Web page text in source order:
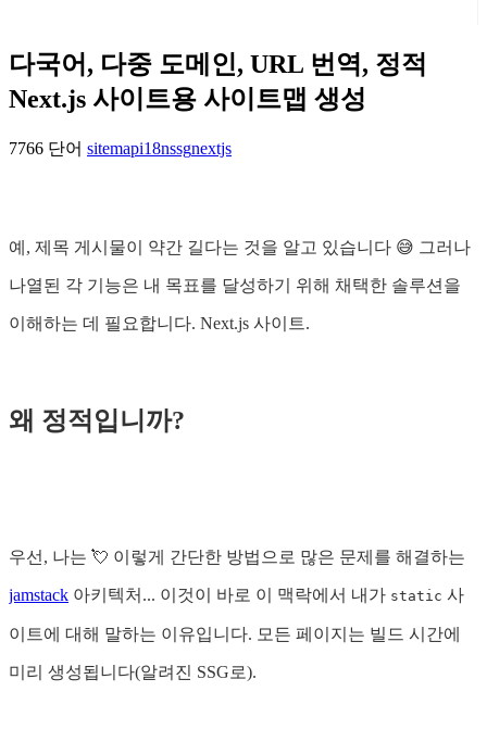
다국어, 다중 도메인, URL 번역, 정적
Next.js 사이트용 사이트맵 생성
7766 단어 sitemapi18nssgnextjs
예, 제목 게시물이 약간 길다는 것을 알고 있습니다 😅 그러나
나열된 각 기능은 내 목표를 달성하기 위해 채택한 솔루션을
이해하는 데 필요합니다. Next.js 사이트.
왜 정적입니까?
우선, 나는 💘 이렇게 간단한 방법으로 많은 문제를 해결하는
jamstack 아키텍처... 이것이 바로 이 맥락에서 내가 static 사
이트에 대해 말하는 이유입니다. 모든 페이지는 빌드 시간에
미리 생성됩니다(알려진 SSG로).